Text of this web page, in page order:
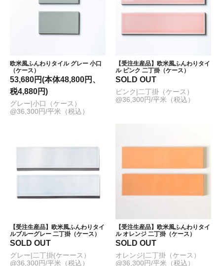
欧米風ふんわりタイル グレー 小口
（ケース）
53,680円(本体48,800円、
税4,880円)
グレー|小口（ケース）
@36,300円/平米（税込）
【受注生産品】欧米風ふんわりタイ
ル ピンク 二丁掛（ケース）
SOLD OUT
ピンク|二丁掛（ケース）
@36,300円/平米（税込）
【受注生産品】欧米風ふんわりタイ
ルブルーグレー 二丁掛（ケース）
SOLD OUT
グレー|二丁掛(ケーース）
@36,300円/平米（税込）
【受注生産品】欧米風ふんわりタイ
ル オレンジ 二丁掛（ケース）
SOLD OUT
オレンジ|二丁掛（ケース）
@36,300円/平米（税込）